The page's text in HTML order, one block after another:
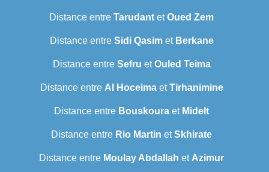
Distance entre Tarudant etOued Zem
Distance entre Sidi Qasimet Berkane
Distance entre Sefru etOuled Teima
Distance entre Al HoceimaetTirhanimine
Distance entre Bouskoura et Midelt
Distance entre Rio Martin etSkhirate
Distance entre Moulay Abdallah et Azimur